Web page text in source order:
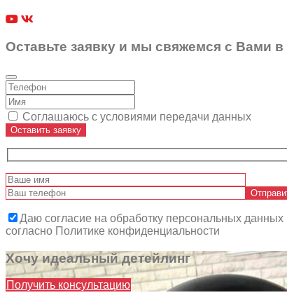
Оставьте заявку и мы свяжемся с Вами
Соглашаюсь с условиями передачи данных
Оставить заявку
Даю согласие на обработку персональных данных
согласно Политике конфиденциальности
Хочу идеальный детейлинг
Получить консультацию